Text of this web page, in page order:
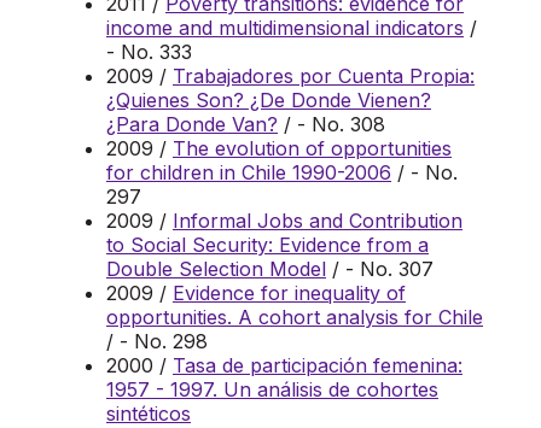
income and multidimensional indicators /
- No. 333
2009 / Trabajadores por Cuenta Propia:
¿Quienes Son? ¿De Donde Vienen?
¿Para Donde Van? / - No. 308
2009 / The evolution of opportunities
for children in Chile 1990-2006 / - No.
297
2009 / Informal Jobs and Contribution
to Social Security: Evidence from a
Double Selection Model / - No. 307
2009 / Evidence for inequality of
opportunities. A cohort analysis for Chile
/ - No. 298
2000 / Tasa de participación femenina:
1957 - 1997. Un análisis de cohortes
sintéticos